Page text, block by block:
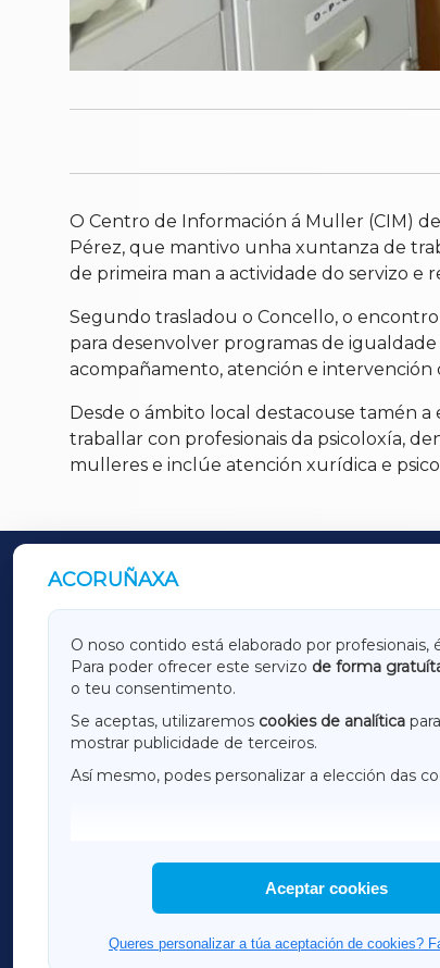
O Centro de Información á Muller (CIM)
Pérez, que mantivo unha xuntanza de
de primeira man a actividade do servizo e
Segundo trasladou o Concello, o
para desenvolver programas de
acompañamento, atención e
Desde o ámbito local destacouse tamén
traballar con profesionais da psicoloxía,
mulleres e inclúe atención xurídica e
ACORUÑAXA
O noso contido está elaborado por
Para poder ofrecer este servizo de forma
o teu consentimento.
Se aceptas, utilizaremos cookies de analítica
mostrar publicidade de terceiros.
Así mesmo, podes personalizar a elección das
Aceptar cookies
Queres personalizar a túa aceptación de cookies?
OUTROS PERIÓDICOS
GALICIAXA
AMARIÑAXA
OURENSEXA